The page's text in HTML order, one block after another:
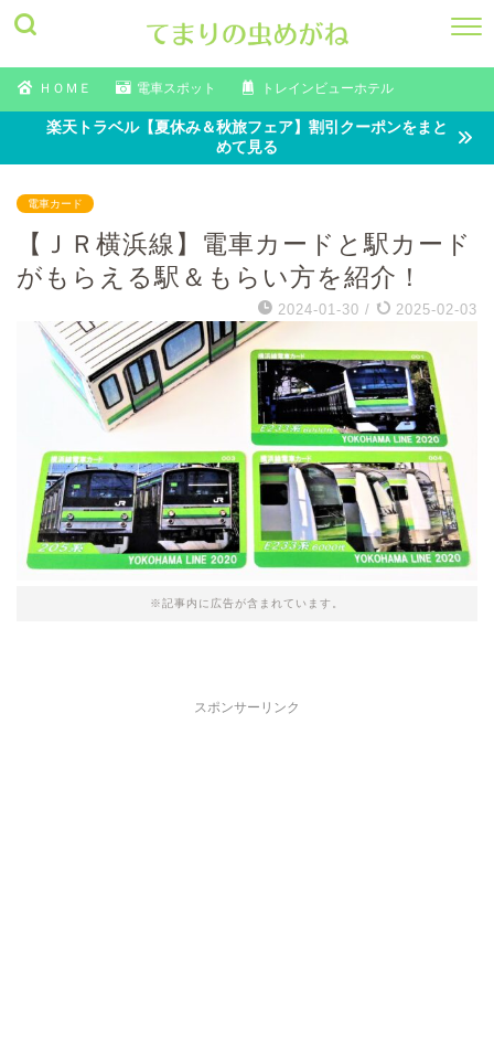
ＨＯＭＥ 電車スポット トレインビューホテル
楽天トラベル【夏休み＆秋旅フェア】割引クーポンをまと
めて見る
電車カード
【ＪＲ横浜線】電車カードと駅カード
がもらえる駅＆もらい方を紹介！
2024-01-30 / 2025-02-03
※記事内に広告が含まれています。
スポンサーリンク